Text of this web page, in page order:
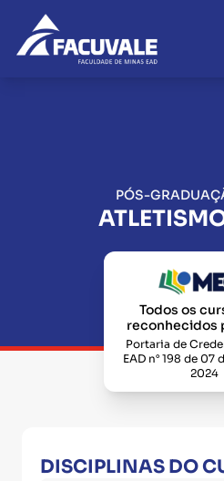
PÓS-
Todos os
reconhecidos
Portaria de
EAD n° 198 de 07
2024
DISCIPLINAS DO